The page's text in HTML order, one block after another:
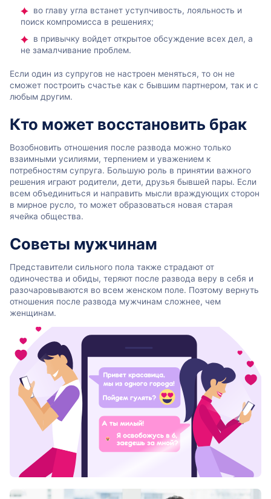
во главу угла встанет уступчивость, лояльность и
поиск компромисса в решениях;
в привычку войдет открытое обсуждение всех дел, а
не замалчивание проблем.
Если один из супругов не настроен меняться, то он не
сможет построить счастье как с бывшим партнером, так и с
любым другим.
Кто может восстановить брак
Возобновить отношения после развода можно только
взаимными усилиями, терпением и уважением к
потребностям супруга. Большую роль в принятии важного
решения играют родители, дети, друзья бывшей пары. Если
всем объединиться и направить мысли враждующих сторон
в мирное русло, то может образоваться новая старая
ячейка общества.
Советы мужчинам
Представители сильного пола также страдают от
одиночества и обиды, теряют после развода веру в себя и
разочаровываются во всем женском поле. Поэтому вернуть
отношения после развода мужчинам сложнее, чем
женщинам.